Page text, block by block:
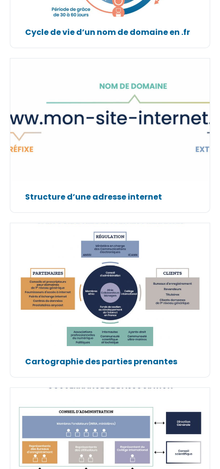
Cycle de vie d’un nom de domaine en .fr
Structure d’une adresse internet
Cartographie des parties prenantes